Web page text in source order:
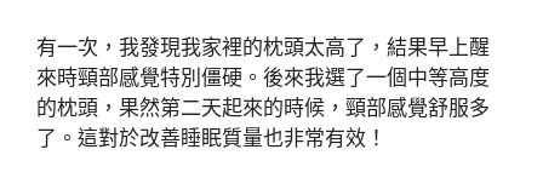
有一次，我發現我家裡的枕頭太高了，結果早上醒
來時頸部感覺特別僵硬。後來我選了一個中等高度
的枕頭，果然第二天起來的時候，頸部感覺舒服多
了。這對於改善睡眠質量也非常有效！